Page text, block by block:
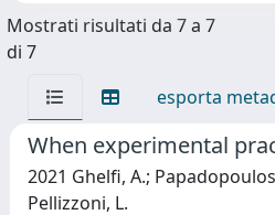
Mostrati risultati da 7 a 7
di 7
esporta
When experimental
2021 Ghelfi, A.;
Pellizzoni, L.